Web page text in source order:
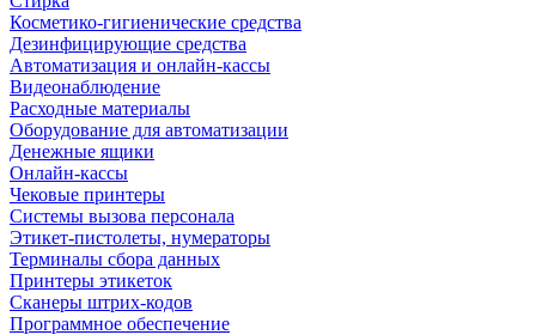
Косметико-гигиенические средства
Дезинфицирующие средства
Автоматизация и онлайн-кассы
Видеонаблюдение
Расходные материалы
Оборудование для автоматизации
Денежные ящики
Онлайн-кассы
Чековые принтеры
Системы вызова персонала
Этикет-пистолеты, нумераторы
Терминалы сбора данных
Принтеры этикеток
Сканеры штрих-кодов
Программное обеспечение